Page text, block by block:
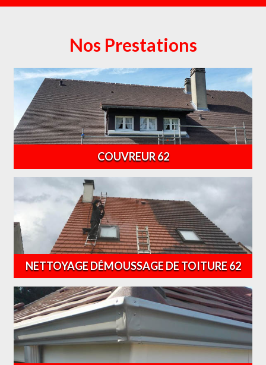
Nos Prestations
COUVREUR 62
NETTOYAGE DÉMOUSSAGE DE TOITURE 62